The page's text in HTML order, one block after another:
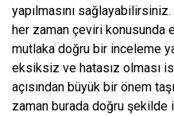
yapılmasını
her zaman çeviri konusunda
mutlaka doğru bir inceleme
eksiksiz ve hatasız olması
açısından büyük bir önem
zaman burada doğru şekilde